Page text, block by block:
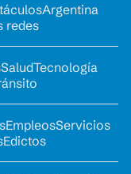
Argentina
redes
SaludTecnología
EmpleosServicios
Edictos